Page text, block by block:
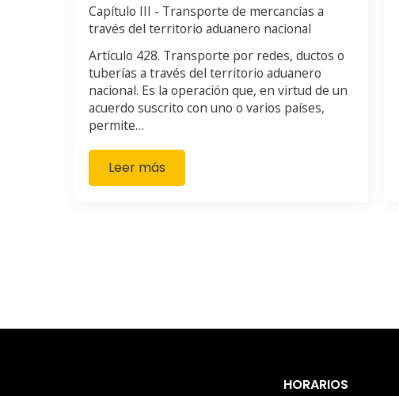
Capítulo III - Transporte de mercancías a
través del territorio aduanero nacional
Artículo 428. Transporte por redes, ductos o
tuberías a través del territorio aduanero
nacional. Es la operación que, en virtud de un
acuerdo suscrito con uno o varios países,
permite…
Leer más
HORARIOS